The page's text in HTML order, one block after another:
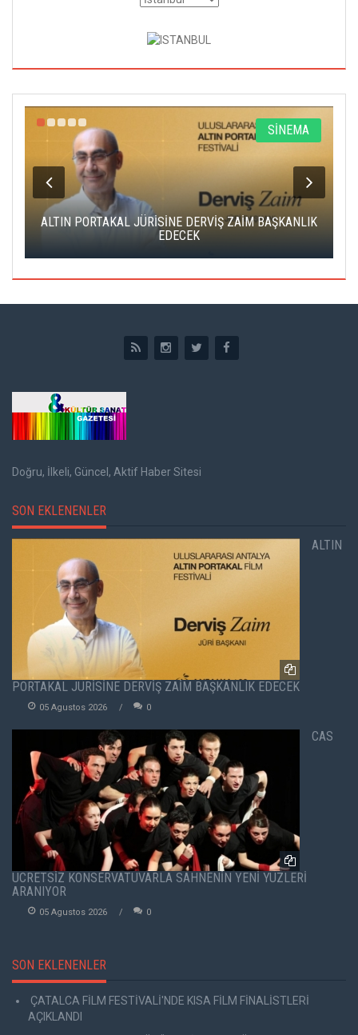
SİNEMA
ALTIN PORTAKAL JÜRİSİNE DERVİŞ ZAİM BAŞKANLIK
EDECEK
Doğru, İlkeli, Güncel, Aktif Haber Sitesi
SON EKLENENLER
ALTIN
PORTAKAL JÜRİSİNE DERVİŞ ZAİM BAŞKANLIK EDECEK
05 Agustos 2026 0
CAS
ÜCRETSİZ KONSERVATUVARLA SAHNENİN YENİ YÜZLERİ
ARANIYOR
05 Agustos 2026 0
SON EKLENENLER
ÇATALCA FİLM FESTİVALİ'NDE KISA FİLM FİNALİSTLERİ
AÇIKLANDI